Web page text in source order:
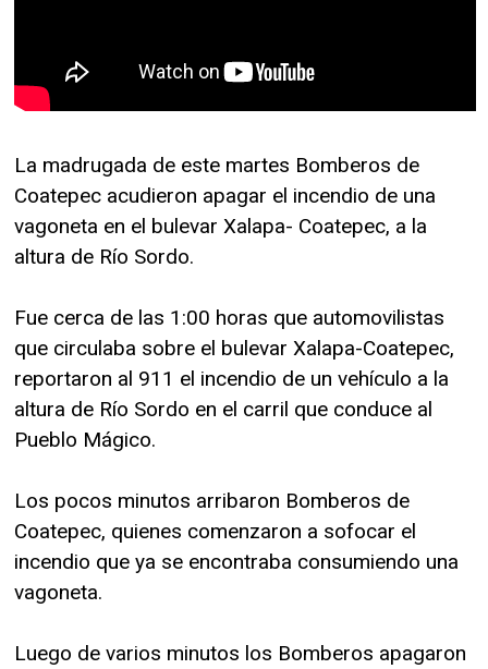
La madrugada de este martes Bomberos de
Coatepec acudieron apagar el incendio de una
vagoneta en el bulevar Xalapa- Coatepec, a la
altura de Río Sordo.
Fue cerca de las 1:00 horas que automovilistas
que circulaba sobre el bulevar Xalapa-Coatepec,
reportaron al 911 el incendio de un vehículo a la
altura de Río Sordo en el carril que conduce al
Pueblo Mágico.
Los pocos minutos arribaron Bomberos de
Coatepec, quienes comenzaron a sofocar el
incendio que ya se encontraba consumiendo una
vagoneta.
Luego de varios minutos los Bomberos apagaron